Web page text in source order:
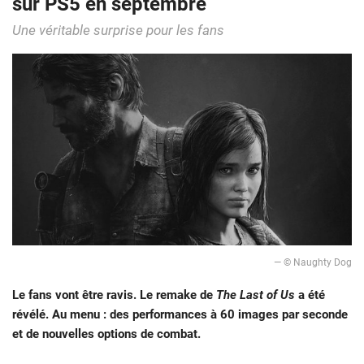
Une véritable surprise pour les fans
— © Naughty Dog
Le fans vont être ravis. Le remake de The Last of Us a été
révélé. Au menu : des performances à 60 images par seconde
et de nouvelles options de combat.